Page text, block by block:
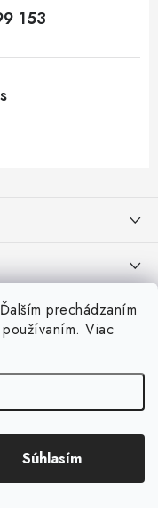
prechádzaním
Viac
Súhlasím
153
. Všetky práva vyhradené.